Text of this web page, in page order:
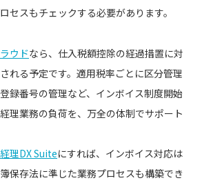
セスもチェックする必要があります。
ウドなら、仕入税額控除の経過措置に対
れる予定です。適用税率ごとに区分管理
録番号の管理など、インボイス制度開始
理業務の負荷を、万全の体制でサポート
理DX Suiteにすれば、インボイス対応は
保存法に準じた業務プロセスも構築でき